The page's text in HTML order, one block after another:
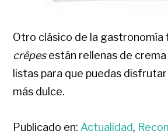
Otro clásico de la gastronomía
crêpesestán rellenas de
listas para que puedas
más dulce.
Publicado en: Actualidad,